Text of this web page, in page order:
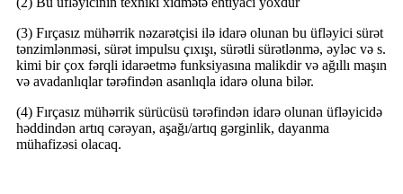
(3) Fırçasız mühərrik nəzarətçisi ilə idarə olunan bu üfləyici sürət
tənzimlənməsi, sürət impulsu çıxışı, sürətli sürətlənmə, əyləc və s.
kimi bir çox fərqli idarəetmə funksiyasına malikdir və ağıllı maşın
və avadanlıqlar tərəfindən asanlıqla idarə oluna bilər.
(4) Fırçasız mühərrik sürücüsü tərəfindən idarə olunan üfləyicidə
həddindən artıq cərəyan, aşağı/artıq gərginlik, dayanma
mühafizəsi olacaq.